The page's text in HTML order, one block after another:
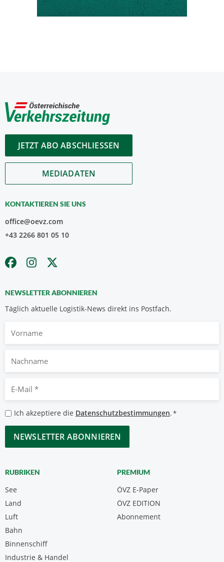
JETZT ABO ABSCHLIESSEN
MEDIADATEN
KONTAKTIEREN SIE UNS
office@oevz.com
+43 2266 801 05 10
NEWSLETTER ABONNIEREN
Täglich aktuelle Logistik-News direkt ins Postfach.
Vorname
Nachname
Mail
*
Datenschutzbestimmungen
*
Ich akzeptiere die Datenschutzbestimmungen.*
CAPTCHA
RUBRIKEN
See
Land
Luft
Bahn
Binnenschiff
Industrie & Handel
PREMIUM
ÖVZ E-Paper
Abonnement
ÖVZ EDITION